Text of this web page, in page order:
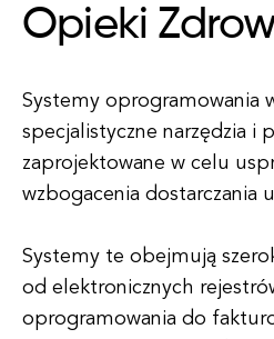
Opieki
Systemy oprogramowania
specjalistyczne narzędzia i
zaprojektowane w celu
wzbogacenia dostarczania
Systemy te obejmują
od elektronicznych
oprogramowania do